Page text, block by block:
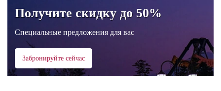
Получите скидку до 50%
Специальные предложения для вас
Забронируйте сейчас